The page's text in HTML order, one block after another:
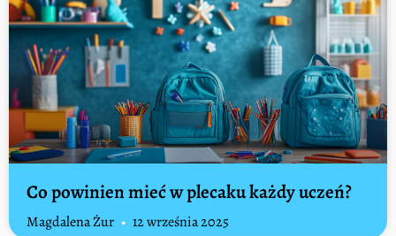
Co powinien mieć w plecaku każdy uczeń?
Magdalena Żur 12 września 2025